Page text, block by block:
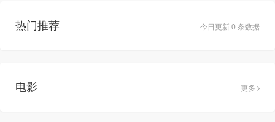
今日更新 0 条数据
热门推荐
电影 更多